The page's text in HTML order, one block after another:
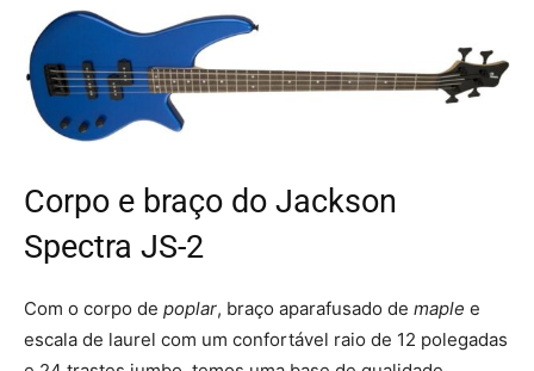
Corpo e braço do Jackson
Spectra JS-2
Com o corpo de poplar, braço aparafusado de maple e
escala de laurel com um confortável raio de 12 polegadas